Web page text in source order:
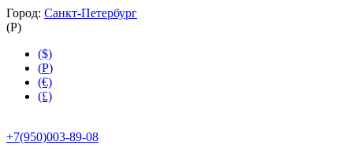
Город: Санкт-Петербург
(Р)
($)
(Р)
(€)
(£)
+7(950)003-89-08